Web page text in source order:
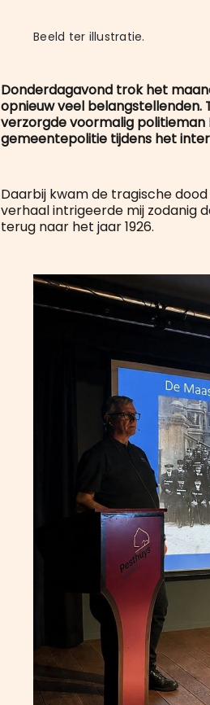
Beeld ter illustratie.
Donderdagavond trok het
opnieuw veel
verzorgde voormalig politieman
gemeentepolitie tijdens het
Daarbij kwam de tragische
verhaal intrigeerde mij zodanig
terug naar het jaar 1926.